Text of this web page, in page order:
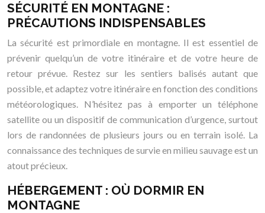
SÉCURITÉ EN MONTAGNE :
PRÉCAUTIONS INDISPENSABLES
La sécurité est primordiale en montagne. Il est essentiel de
prévenir quelqu’un de votre itinéraire et de votre heure de
retour prévue. Restez sur les sentiers balisés autant que
possible, et adaptez votre itinéraire en fonction des conditions
météorologiques. N’hésitez pas à emporter un téléphone
satellite ou un dispositif de communication d’urgence, surtout
lors de randonnées de plusieurs jours ou en terrain isolé. La
connaissance des techniques de survie en milieu sauvage est un
atout précieux.
HÉBERGEMENT : OÙ DORMIR EN
MONTAGNE